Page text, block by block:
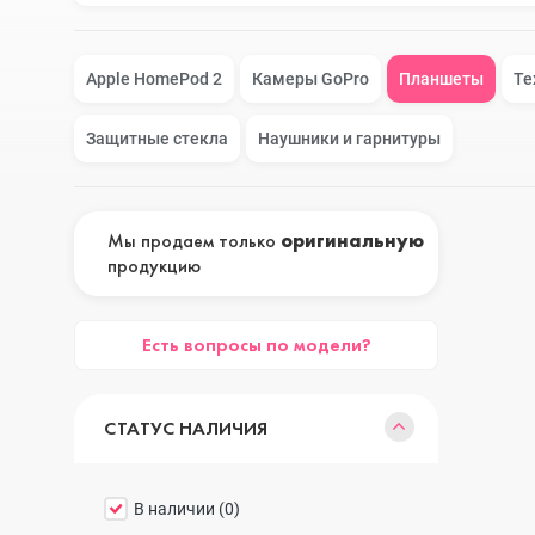
Google Pixel
Nokia
OnePlus
iPhone 17e
Apple HomePod 2 Камеры GoPro Планшеты
Защитные стекла Наушники и гарнитуры
Мы продаем только оригинальную
продукцию
Есть вопросы по модели?
СТАТУС НАЛИЧИЯ
В наличии (0)